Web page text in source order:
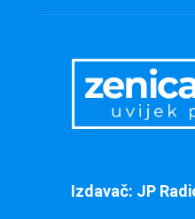
Izdavač: JP